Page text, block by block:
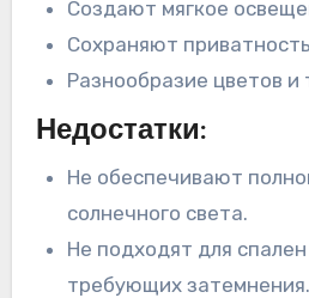
Создают мягкое
Сохраняют
Разнообразие цветов и
Недостатки:
Не обеспечивают
солнечного света.
Не подходят для
требующих затемнения.